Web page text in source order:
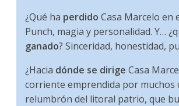
¿Qué ha perdido Casa Marcelo en
Punch, magia y personalidad. Y…
ganado? Sinceridad, honestidad,
¿Hacia dónde se dirige Casa
corriente emprendida por muchos
relumbrón del litoral patrio, que